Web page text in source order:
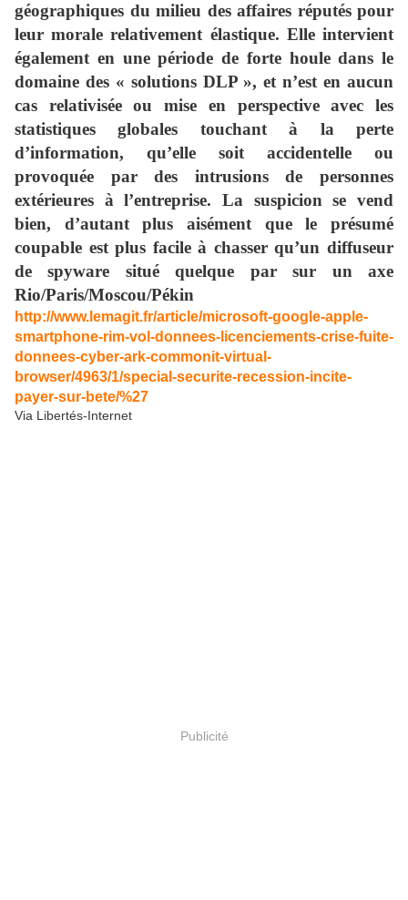
géographiques du milieu des affaires réputés pour
leur morale relativement élastique. Elle intervient
également en une période de forte houle dans le
domaine des « solutions DLP », et n’est en aucun
cas relativisée ou mise en perspective avec les
statistiques globales touchant à la perte
d’information, qu’elle soit accidentelle ou
provoquée par des intrusions de personnes
extérieures à l’entreprise. La suspicion se vend
bien, d’autant plus aisément que le présumé
coupable est plus facile à chasser qu’un diffuseur
de spyware situé quelque par sur un axe
Rio/Paris/Moscou/Pékin
http://www.lemagit.fr/article/microsoft-google-apple-
smartphone-rim-vol-donnees-licenciements-crise-fuite-
donnees-cyber-ark-commonit-virtual-
browser/4963/1/special-securite-recession-incite-
payer-sur-bete/%27
Via Libertés-Internet
Publicité